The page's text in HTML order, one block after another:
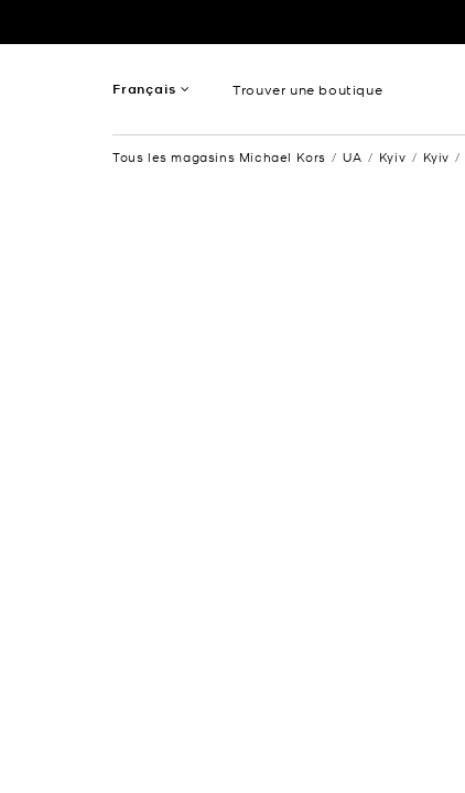
Français Trouver une boutique
Tous les magasins Michael Kors UA Kyiv Kyiv